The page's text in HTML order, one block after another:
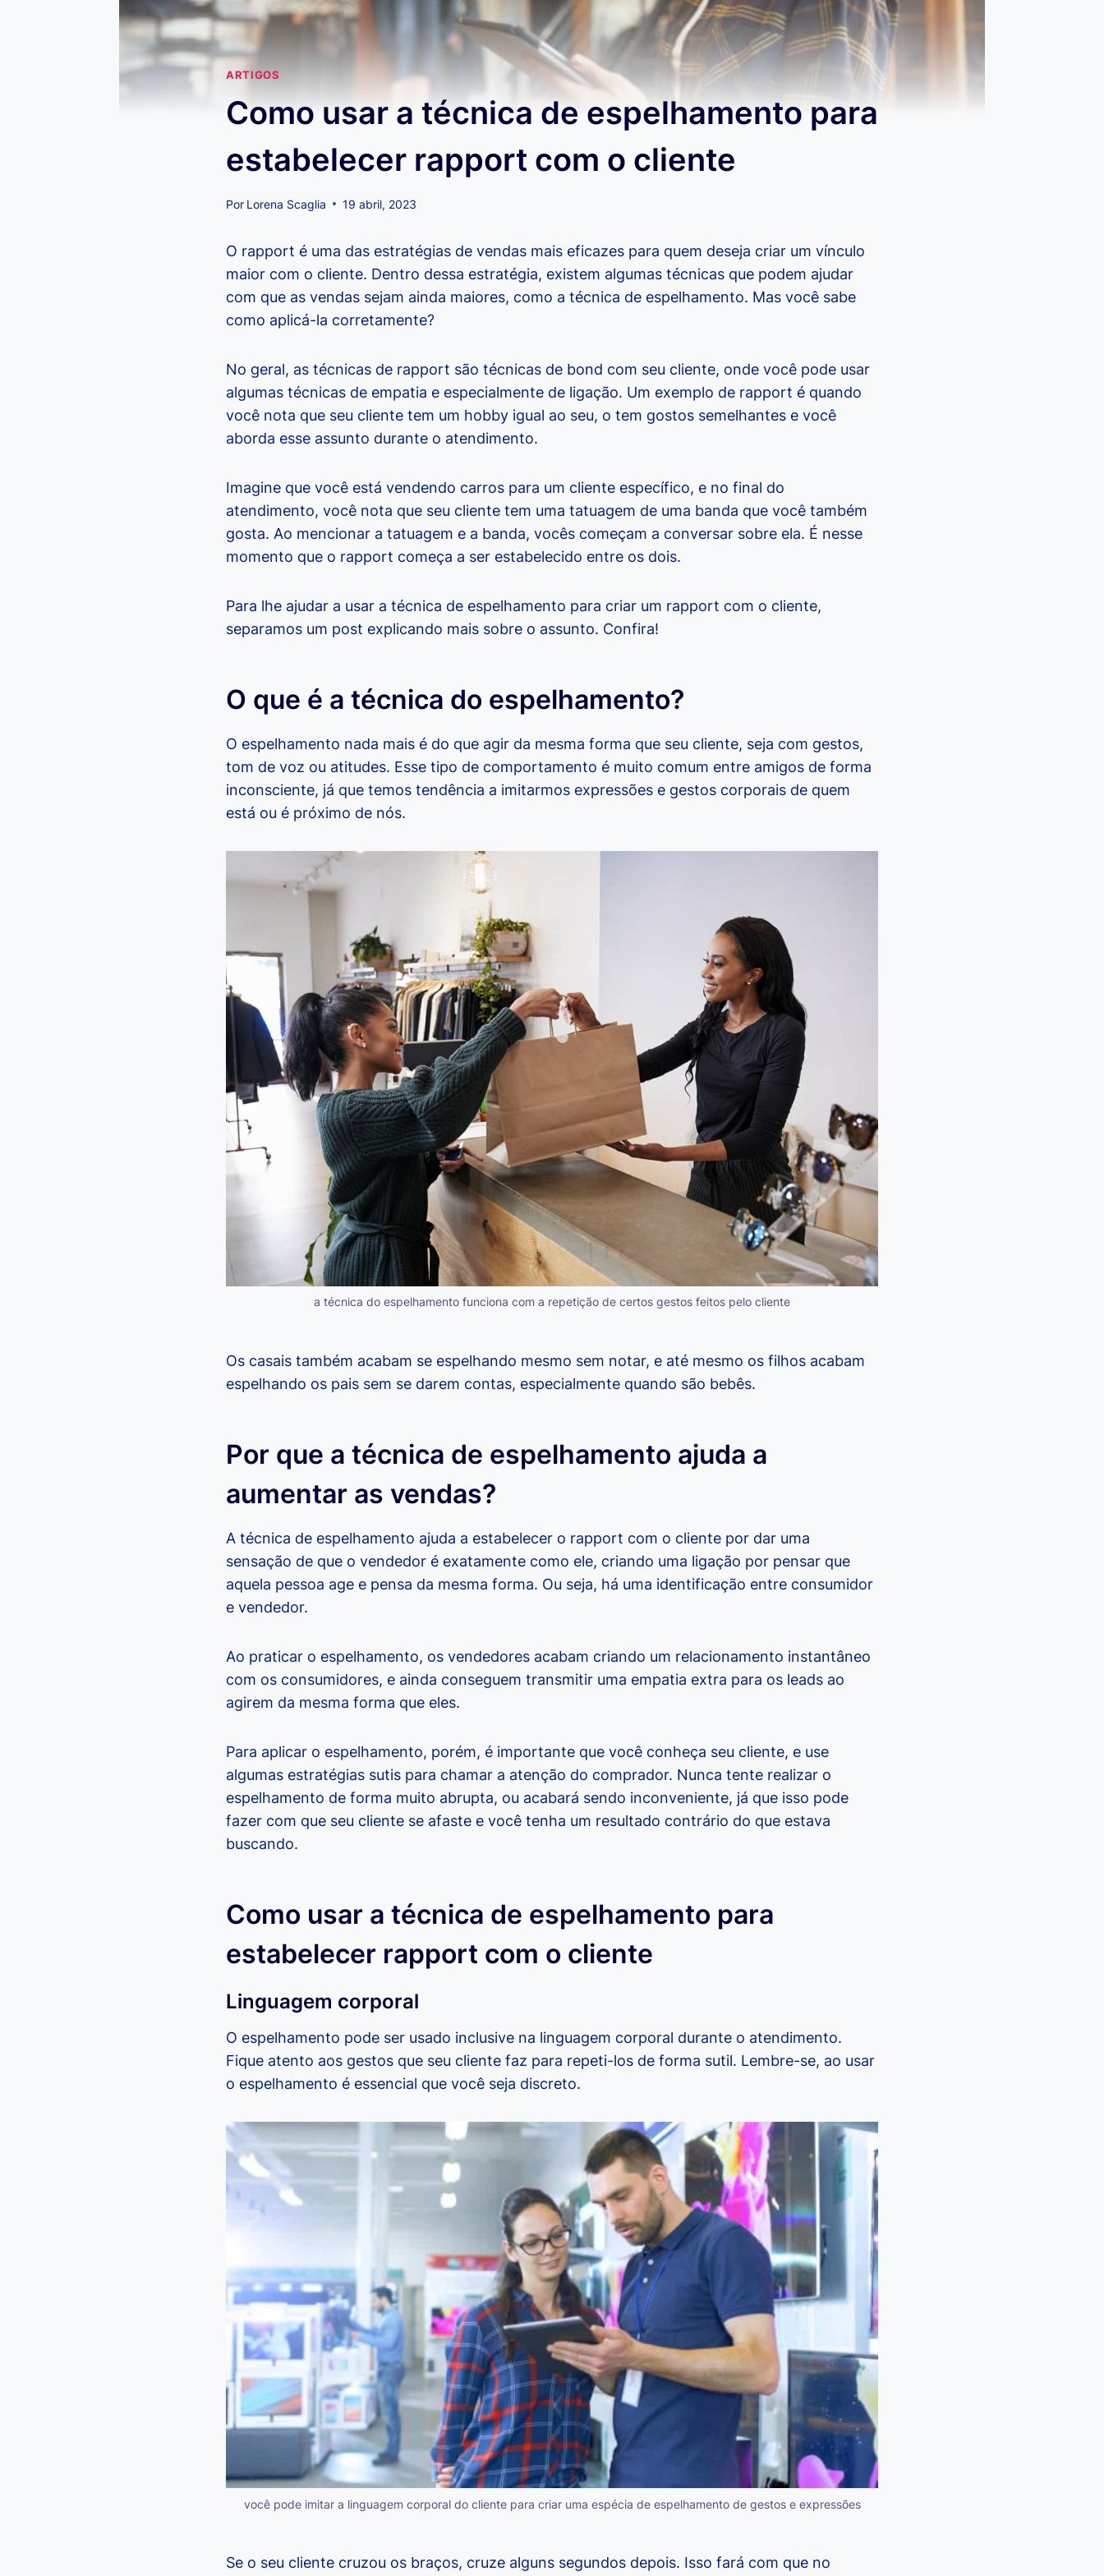
ARTIGOS
Como usar a técnica de espelhamento para
estabelecer rapport com o cliente
Por Lorena Scaglia 19 abril, 2023
O rapport é uma das estratégias de vendas mais eficazes para quem deseja criar um vínculo
maior com o cliente. Dentro dessa estratégia, existem algumas técnicas que podem ajudar
com que as vendas sejam ainda maiores, como a técnica de espelhamento. Mas você sabe
como aplicá-la corretamente?
No geral, as técnicas de rapport são técnicas de bond com seu cliente, onde você pode usar
algumas técnicas de empatia e especialmente de ligação. Um exemplo de rapport é quando
você nota que seu cliente tem um hobby igual ao seu, o tem gostos semelhantes e você
aborda esse assunto durante o atendimento.
Imagine que você está vendendo carros para um cliente específico, e no final do
atendimento, você nota que seu cliente tem uma tatuagem de uma banda que você também
gosta. Ao mencionar a tatuagem e a banda, vocês começam a conversar sobre ela. É nesse
momento que o rapport começa a ser estabelecido entre os dois.
Para lhe ajudar a usar a técnica de espelhamento para criar um rapport com o cliente,
separamos um post explicando mais sobre o assunto. Confira!
O que é a técnica do espelhamento?
O espelhamento nada mais é do que agir da mesma forma que seu cliente, seja com gestos,
tom de voz ou atitudes. Esse tipo de comportamento é muito comum entre amigos de forma
inconsciente, já que temos tendência a imitarmos expressões e gestos corporais de quem
está ou é próximo de nós.
a técnica do espelhamento funciona com a repetição de certos gestos feitos pelo cliente
Os casais também acabam se espelhando mesmo sem notar, e até mesmo os filhos acabam
espelhando os pais sem se darem contas, especialmente quando são bebês.
Por que a técnica de espelhamento ajuda a
aumentar as vendas?
A técnica de espelhamento ajuda a estabelecer o rapport com o cliente por dar uma
sensação de que o vendedor é exatamente como ele, criando uma ligação por pensar que
aquela pessoa age e pensa da mesma forma. Ou seja, há uma identificação entre consumidor
e vendedor.
Ao praticar o espelhamento, os vendedores acabam criando um relacionamento instantâneo
com os consumidores, e ainda conseguem transmitir uma empatia extra para os leads ao
agirem da mesma forma que eles.
Para aplicar o espelhamento, porém, é importante que você conheça seu cliente, e use
algumas estratégias sutis para chamar a atenção do comprador. Nunca tente realizar o
espelhamento de forma muito abrupta, ou acabará sendo inconveniente, já que isso pode
fazer com que seu cliente se afaste e você tenha um resultado contrário do que estava
buscando.
Como usar a técnica de espelhamento para
estabelecer rapport com o cliente
Linguagem corporal
O espelhamento pode ser usado inclusive na linguagem corporal durante o atendimento.
Fique atento aos gestos que seu cliente faz para repeti-los de forma sutil. Lembre-se, ao usar
o espelhamento é essencial que você seja discreto.
você pode imitar a linguagem corporal do cliente para criar uma espécia de espelhamento de gestos e expressões
Se o seu cliente cruzou os braços, cruze alguns segundos depois. Isso fará com que no